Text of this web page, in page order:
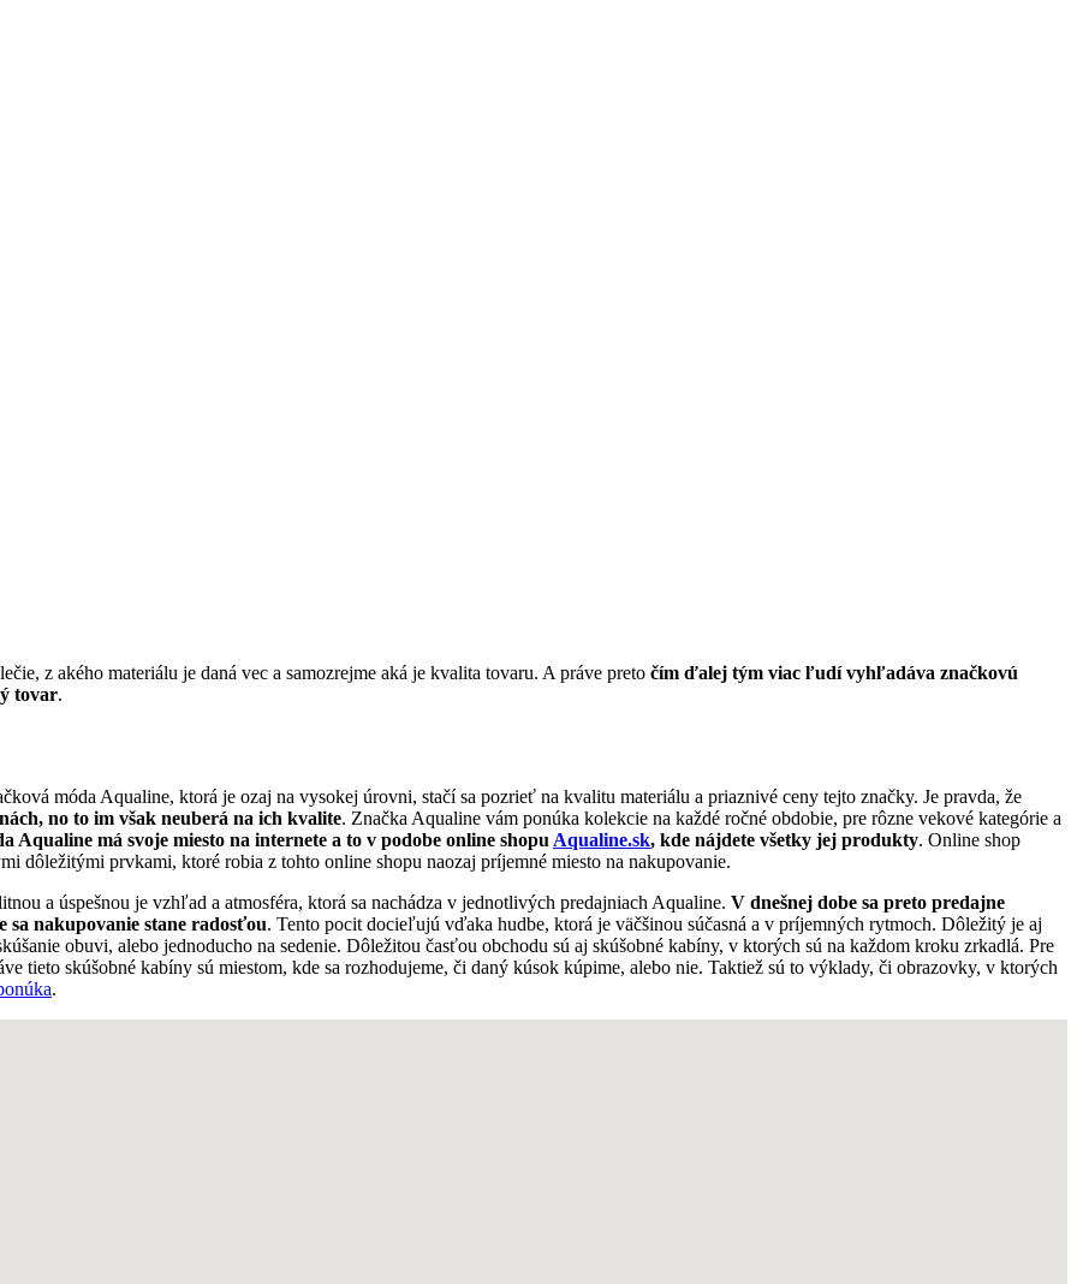
z akého materiálu je daná vec a samozrejme aká je kvalita tovaru. A práve preto čím ďalej tým viac ľudí vyhľadáva značkovú
tovar.
móda Aqualine, ktorá je ozaj na vysokej úrovni, stačí sa pozrieť na kvalitu materiálu a priaznivé ceny tejto značky. Je pravda, že
no to im však neuberá na ich kvalite. Značka Aqualine vám ponúka kolekcie na každé ročné obdobie, pre rôzne vekové kategórie a
Aqualine má svoje miesto na internete a to v podobe online shopu Aqualine.sk, kde nájdete všetky jej produkty. Online shop
prvkami, ktoré robia z tohto online shopu naozaj príjemné miesto na nakupovanie.
a úspešnou je vzhľad a atmosféra, ktorá sa nachádza v jednotlivých predajniach Aqualine. V dnešnej dobe sa preto predajne
nakupovanie stane radosťou. Tento pocit docieľujú vďaka hudbe, ktorá je väčšinou súčasná a v príjemných rytmoch. Dôležitý je aj
obuvi, alebo jednoducho na sedenie. Dôležitou časťou obchodu sú aj skúšobné kabíny, v ktorých sú na každom kroku zrkadlá. Pre
tieto skúšobné kabíny sú miestom, kde sa rozhodujeme, či daný kúsok kúpime, alebo nie. Taktiež sú to výklady, či obrazovky, v ktorých
.